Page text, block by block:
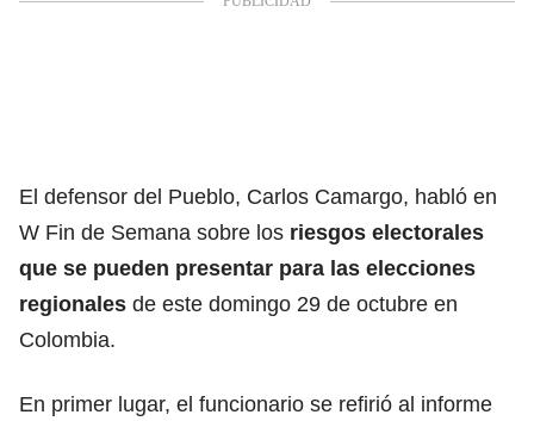
El defensor del Pueblo, Carlos Camargo, habló en
W Fin de Semana sobre los riesgos electorales
que se pueden presentar para las elecciones
regionales de este domingo 29 de octubre en
Colombia.
En primer lugar, el funcionario se refirió al informe